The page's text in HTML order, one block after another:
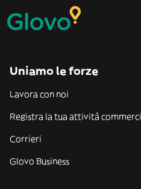
Uniamo le forze
Lavora con noi
Registra la tua attività
Corrieri
Glovo Business